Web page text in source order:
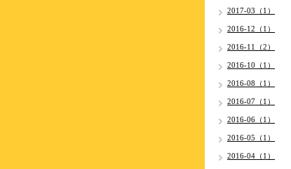
2017-03（1）
2016-12（1）
2016-11（2）
2016-10（1）
2016-08（1）
2016-07（1）
2016-06（1）
2016-05（1）
2016-04（1）